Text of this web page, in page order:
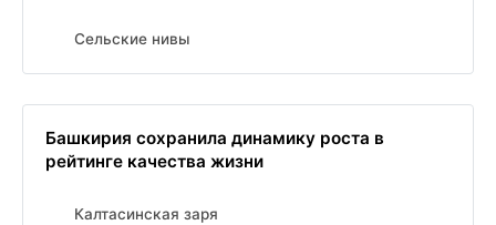
Сельские нивы
Башкирия сохранила динамику роста в
рейтинге качества жизни
Калтасинская заря